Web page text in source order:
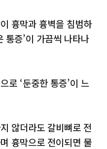
흉막과 흉벽을 침범하
통증’이 가끔씩 나타나
로 ‘둔중한 통증’이 느
않더라도 갈비뼈로 전
흉막으로 전이되면 물